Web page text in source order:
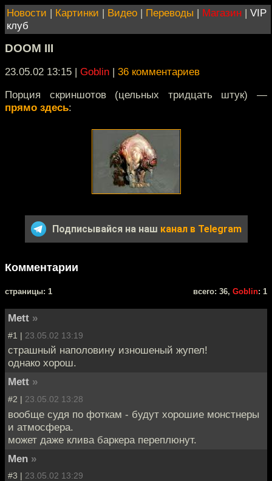
Новости | Картинки | Видео | Переводы | Магазин | VIP
клуб
DOOM III
23.05.02 13:15 | Goblin | 36 комментариев
Порция скриншотов (цельных тридцать штук) —
прямо здесь:
Подписывайся на наш канал в Telegram
Комментарии
cтраницы: 1 всего: 36, Goblin: 1
Mett »
#1 | 23.05.02 13:19
страшный наполовину изношеный жупел!
однако хорош.
Mett »
#2 | 23.05.02 13:28
вообще судя по фоткам - будут хорошие монстнеры
и атмосфера.
может даже клива баркера переплюнут.
Men »
#3 | 23.05.02 13:29